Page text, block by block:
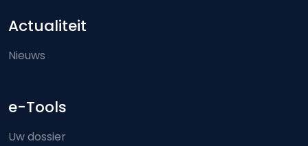
Actualiteit
Nieuws
e-Tools
Uw dossier